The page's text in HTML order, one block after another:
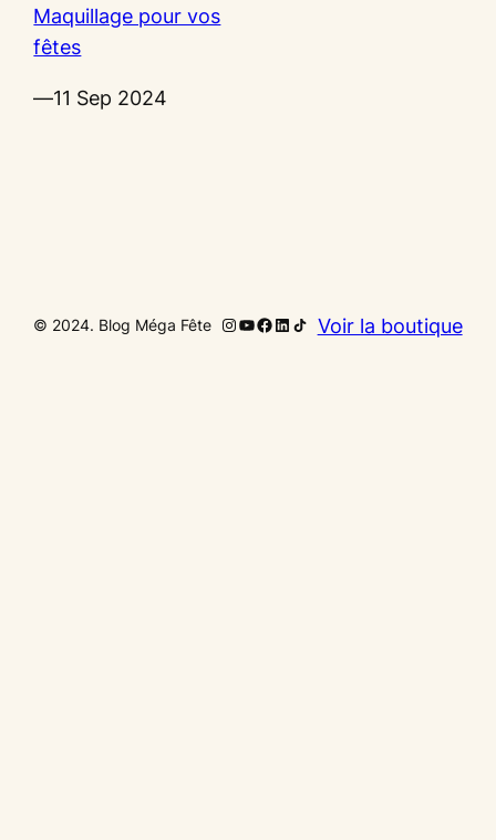
Maquillage pour vos
fêtes
—11 Sep 2024
© 2024. Blog Méga Fête Instagram YouTube Facebook LinkedIn Icône de partage Voir la boutique